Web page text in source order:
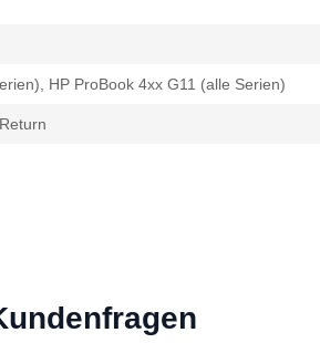
HP ProBook 4xx G11 (alle Serien)